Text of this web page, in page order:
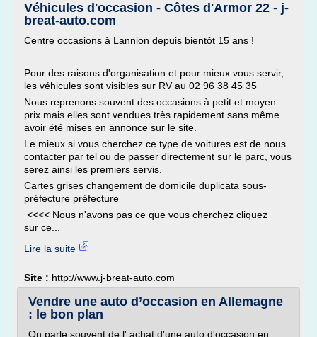
Véhicules d'occasion - Côtes d'Armor 22 - j-
breat-auto.com
Centre occasions à Lannion depuis bientôt 15 ans !
Pour des raisons d'organisation et pour mieux vous servir,
les véhicules sont visibles sur RV au 02 96 38 45 35
Nous reprenons souvent des occasions à petit et moyen
prix mais elles sont vendues très rapidement sans même
avoir été mises en annonce sur le site.
Le mieux si vous cherchez ce type de voitures est de nous
contacter par tel ou de passer directement sur le parc, vous
serez ainsi les premiers servis.
Cartes grises changement de domicile duplicata sous-
préfecture préfecture
<<<< Nous n'avons pas ce que vous cherchez cliquez
sur ce...
Lire la suite
Site : http://www.j-breat-auto.com
Vendre une auto d’occasion en Allemagne
: le bon plan
On parle souvent de l' achat d'une auto d'occasion en